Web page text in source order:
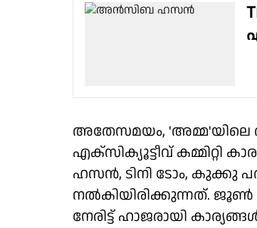
അതേസമയം, 'അമ്മ'യിലെ
എക്സിക്യൂട്ടീവ് കമ്മിറ്റി
ഹസൻ, ടിനി ടോം, കുക്കു
നൽകിയിരിക്കുന്നത്. ജൂൺ
നേരിട്ട് ഹാജരായി